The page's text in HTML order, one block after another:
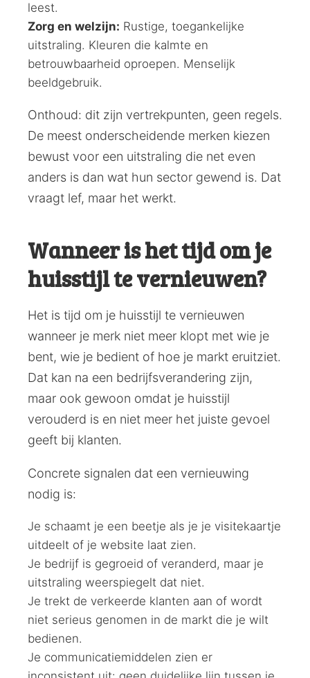
leest.
Zorg en welzijn: Rustige, toegankelijke
uitstraling. Kleuren die kalmte en
betrouwbaarheid oproepen. Menselijk
beeldgebruik.
Onthoud: dit zijn vertrekpunten, geen regels.
De meest onderscheidende merken kiezen
bewust voor een uitstraling die net even
anders is dan wat hun sector gewend is. Dat
vraagt lef, maar het werkt.
Wanneer is het tijd om je
huisstijl te vernieuwen?
Het is tijd om je huisstijl te vernieuwen
wanneer je merk niet meer klopt met wie je
bent, wie je bedient of hoe je markt eruitziet.
Dat kan na een bedrijfsverandering zijn,
maar ook gewoon omdat je huisstijl
verouderd is en niet meer het juiste gevoel
geeft bij klanten.
Concrete signalen dat een vernieuwing
nodig is:
Je schaamt je een beetje als je je visitekaartje
uitdeelt of je website laat zien.
Je bedrijf is gegroeid of veranderd, maar je
uitstraling weerspiegelt dat niet.
Je trekt de verkeerde klanten aan of wordt
niet serieus genomen in de markt die je wilt
bedienen.
Je communicatiemiddelen zien er